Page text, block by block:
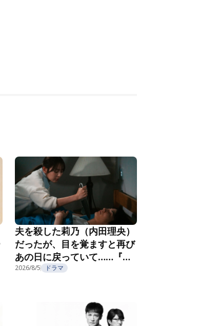
夫を殺した莉乃（内田理央）
だったが、目を覚ますと再び
あの日に戻っていて……『夫
を殺したはずなのに』第2話
2026/8/5 ドラマ